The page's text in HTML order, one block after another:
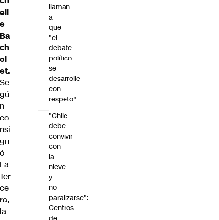
ell
e
Ba
ch
el
et.
Se
gú
n
co
nsi
gn
ó
La
Ter
ce
ra,
la
llaman
a
que
"el
debate
político
se
desarrolle
con
respeto"
"Chile
debe
convivir
con
la
nieve
y
no
paralizarse":
Centros
de